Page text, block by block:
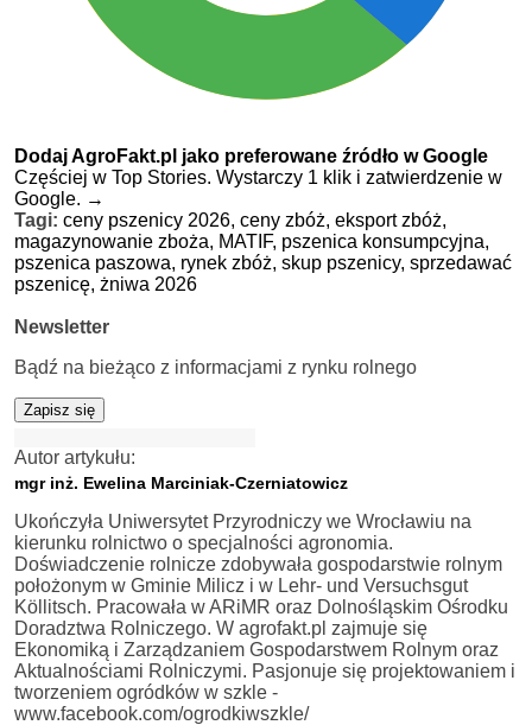
Dodaj AgroFakt.pl jako preferowane źródło w Google
Częściej w Top Stories. Wystarczy 1 klik i zatwierdzenie w
Google. →
Tagi: ceny pszenicy 2026, ceny zbóż, eksport zbóż,
magazynowanie zboża, MATIF, pszenica konsumpcyjna,
pszenica paszowa, rynek zbóż, skup pszenicy, sprzedawać
pszenicę, żniwa 2026
Newsletter
Bądź na bieżąco z informacjami z rynku rolnego
Zapisz się
Autor artykułu:
mgr inż. Ewelina Marciniak-Czerniatowicz
Ukończyła Uniwersytet Przyrodniczy we Wrocławiu na
kierunku rolnictwo o specjalności agronomia.
Doświadczenie rolnicze zdobywała gospodarstwie rolnym
położonym w Gminie Milicz i w Lehr- und Versuchsgut
Köllitsch. Pracowała w ARiMR oraz Dolnośląskim Ośrodku
Doradztwa Rolniczego. W agrofakt.pl zajmuje się
Ekonomiką i Zarządzaniem Gospodarstwem Rolnym oraz
Aktualnościami Rolniczymi. Pasjonuje się projektowaniem i
tworzeniem ogródków w szkle -
www.facebook.com/ogrodkiwszkle/